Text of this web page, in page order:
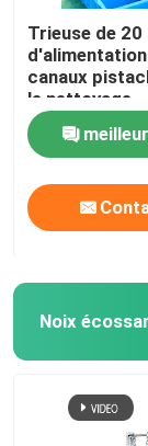
trieuse de
trieuse de
Trieuse
Noix
Noix de
Trieuse
Trieuse
Trieuse de 20
canaux
le nettoyage
automatique
Noix